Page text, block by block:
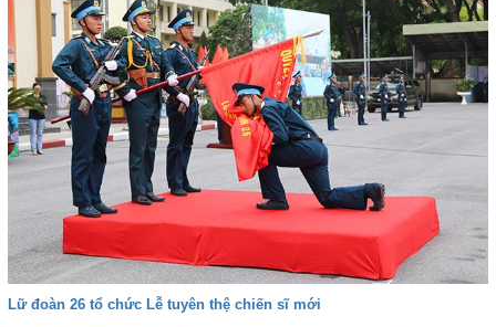
Lữ đoàn 26 tổ chức Lễ tuyên thệ chiến sĩ mới